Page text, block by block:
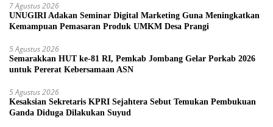
7 Agustus 2026
UNUGIRI Adakan Seminar Digital Marketing Guna Meningkatkan
Kemampuan Pemasaran Produk UMKM Desa Prangi
5 Agustus 2026
Semarakkan HUT ke-81 RI, Pemkab Jombang Gelar Porkab 2026
untuk Pererat Kebersamaan ASN
5 Agustus 2026
Kesaksian Sekretaris KPRI Sejahtera Sebut Temukan Pembukuan
Ganda Diduga Dilakukan Suyud